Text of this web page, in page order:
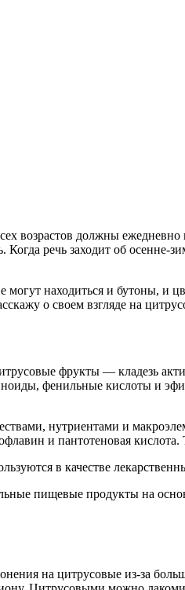
возрастов должны
Когда речь заходит об
находиться и бутоны, и
о своем взгляде на
фрукты — кладезь
фенильные кислоты и
нутриентами и
и пантотеновая
в качестве
пищевые продукты на
на цитрусовые из-за